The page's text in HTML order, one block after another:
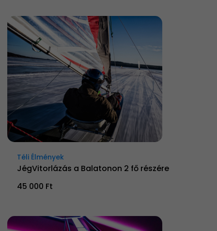
Téli Élmények
JégVitorlázás a Balatonon 2 fő részére
45 000 Ft